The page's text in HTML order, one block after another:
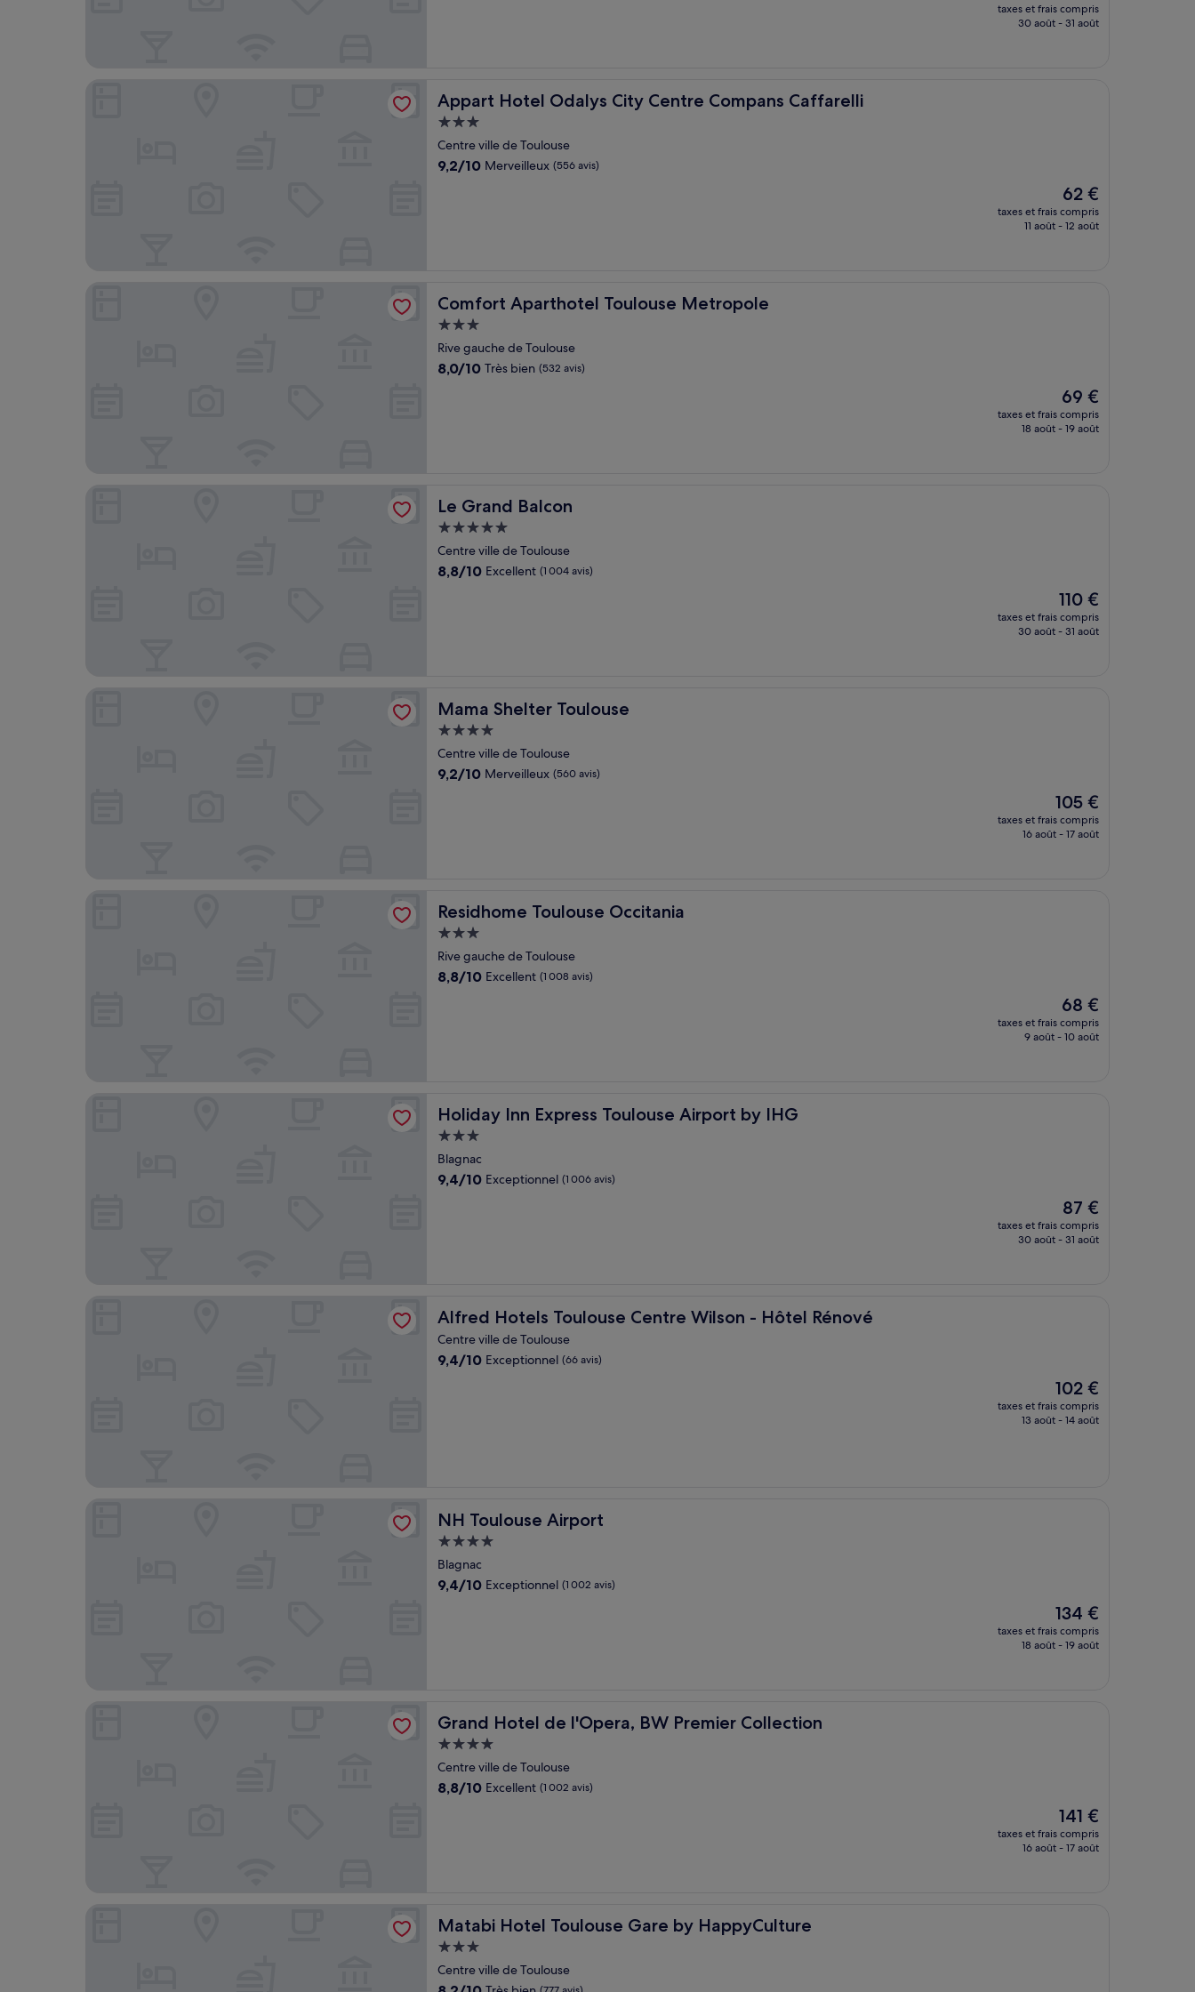
nouveau
prix
taxes et frais compris
30 août - 31 août
Appart Hotel Odalys City Centre Compans Caffarelli
Appart Hotel Odalys City Centre Compans Caffarelli
Hébergement
3.0 étoiles
Centre ville de Toulouse
9.2
9,2/10 Merveilleux (556 avis)
Le
nouveau
prix
62 €
taxes et frais compris
11 août - 12 août
Appart Hotel Odalys City Centre Compans Caffarelli
Comfort Aparthotel Toulouse Metropole
Comfort Aparthotel Toulouse Metropole
Hébergement
3.0 étoiles
Rive gauche de Toulouse
8.0
8,0/10 Très bien (532 avis)
Le
nouveau
prix
69 €
taxes et frais compris
18 août - 19 août
Le Grand Balcon
Le Grand Balcon
Hébergement
5.0 étoiles
Centre ville de Toulouse
8.8
8,8/10 Excellent (1 004 avis)
Le
nouveau
prix
110 €
taxes et frais compris
30 août - 31 août
Mama Shelter Toulouse
Mama Shelter Toulouse
Hébergement
4.0 étoiles
Centre ville de Toulouse
9.2
9,2/10 Merveilleux (560 avis)
Le
nouveau
prix
105 €
taxes et frais compris
16 août - 17 août
Residhome Toulouse Occitania
Residhome Toulouse Occitania
Hébergement
3.0 étoiles
Rive gauche de Toulouse
8.8
8,8/10 Excellent (1 008 avis)
Le
nouveau
prix
68 €
taxes et frais compris
9 août - 10 août
Holiday Inn Express Toulouse Airport by IHG
Holiday Inn Express Toulouse Airport by IHG
Hébergement
3.0 étoiles
Blagnac
9.4
9,4/10 Exceptionnel (1 006 avis)
Le
nouveau
prix
87 €
taxes et frais compris
30 août - 31 août
Alfred Hotels Toulouse Centre Wilson - Hôtel Rénové
Alfred Hotels Toulouse Centre Wilson - Hôtel Rénové
Centre ville de Toulouse
9.4
9,4/10 Exceptionnel (66 avis)
Le
nouveau
prix
102 €
taxes et frais compris
13 août - 14 août
Alfred Hotels Toulouse Centre Wilson - Hôtel Rénové
NH Toulouse Airport
NH Toulouse Airport
Hébergement
4.0 étoiles
Blagnac
9.4
9,4/10 Exceptionnel (1 002 avis)
Le
nouveau
prix
134 €
taxes et frais compris
18 août - 19 août
Grand Hotel de l'Opera, BW Premier Collection
Grand Hotel de l'Opera, BW Premier Collection
Hébergement
4.0 étoiles
Centre ville de Toulouse
8.8
8,8/10 Excellent (1 002 avis)
Le
nouveau
prix
141 €
taxes et frais compris
16 août - 17 août
Matabi Hotel Toulouse Gare by HappyCulture
Matabi Hotel Toulouse Gare by HappyCulture
Hébergement
3.0 étoiles
Centre ville de Toulouse
8.2